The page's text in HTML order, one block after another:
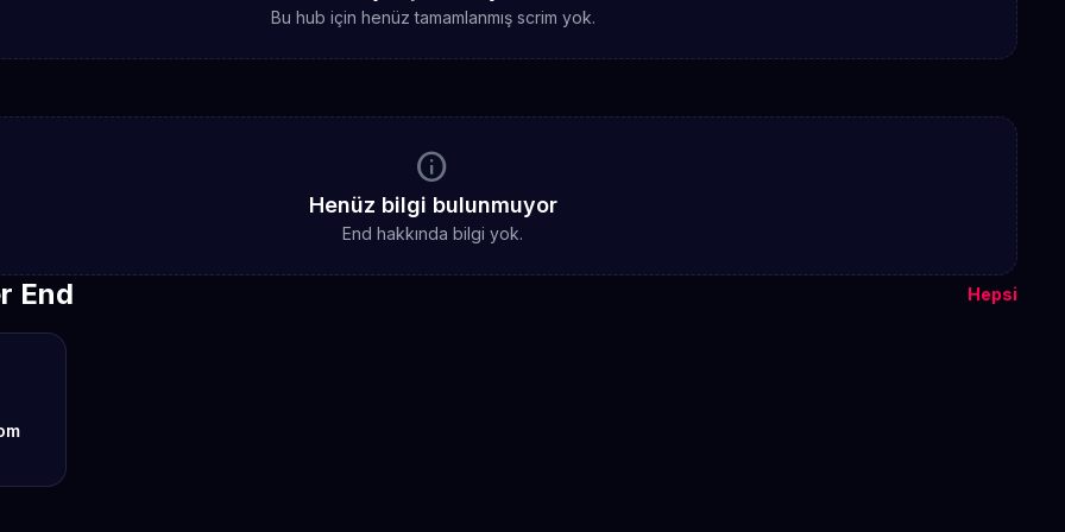
Bu hub için henüz tamamlanmış scrim yok.
info
Henüz bilgi bulunmuyor
End hakkında bilgi yok.
End Hepsi